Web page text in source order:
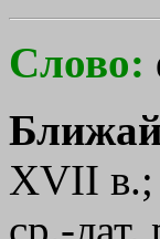
Слово:
XVII в.;
ср.-лат.